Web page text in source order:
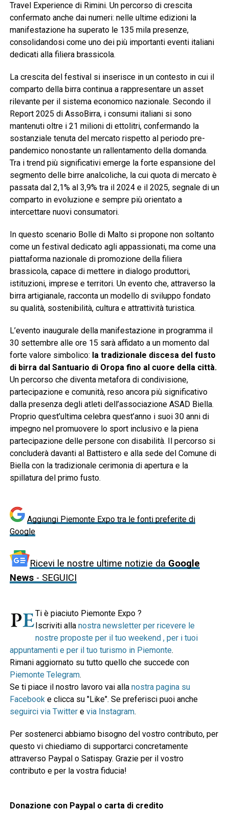
Travel Experience di Rimini. Un percorso di crescita
confermato anche dai numeri: nelle ultime edizioni la
manifestazione ha superato le 135 mila presenze,
consolidandosi come uno dei più importanti eventi italiani
dedicati alla filiera brassicola.
La crescita del festival si inserisce in un contesto in cui il
comparto della birra continua a rappresentare un asset
rilevante per il sistema economico nazionale. Secondo il
Report 2025 di AssoBirra, i consumi italiani si sono
mantenuti oltre i 21 milioni di ettolitri, confermando la
sostanziale tenuta del mercato rispetto al periodo pre-
pandemico nonostante un rallentamento della domanda.
Tra i trend più significativi emerge la forte espansione del
segmento delle birre analcoliche, la cui quota di mercato è
passata dal 2,1% al 3,9% tra il 2024 e il 2025, segnale di un
comparto in evoluzione e sempre più orientato a
intercettare nuovi consumatori.
In questo scenario Bolle di Malto si propone non soltanto
come un festival dedicato agli appassionati, ma come una
piattaforma nazionale di promozione della filiera
brassicola, capace di mettere in dialogo produttori,
istituzioni, imprese e territori. Un evento che, attraverso la
birra artigianale, racconta un modello di sviluppo fondato
su qualità, sostenibilità, cultura e attrattività turistica.
L’evento inaugurale della manifestazione in programma il
30 settembre alle ore 15 sarà affidato a un momento dal
forte valore simbolico: la tradizionale discesa del fusto
di birra dal Santuario di Oropa fino al cuore della città.
Un percorso che diventa metafora di condivisione,
partecipazione e comunità, reso ancora più significativo
dalla presenza degli atleti dell’associazione ASAD Biella.
Proprio quest’ultima celebra quest’anno i suoi 30 anni di
impegno nel promuovere lo sport inclusivo e la piena
partecipazione delle persone con disabilità. Il percorso si
concluderà davanti al Battistero e alla sede del Comune di
Biella con la tradizionale cerimonia di apertura e la
spillatura del primo fusto.
Aggiungi Piemonte Expo tra le fonti preferite di
Google
Ricevi le nostre ultime notizie da Google
News- SEGUICI
Ti è piaciuto Piemonte Expo ?
Iscriviti alla nostra newsletter per ricevere le
nostre proposte per il tuo weekend , per i tuoi
appuntamenti e per il tuo turismo in Piemonte.
Rimani aggiornato su tutto quello che succede con
Piemonte Telegram.
Se ti piace il nostro lavoro vai alla nostra pagina su
Facebooke clicca su "Like". Se preferisci puoi anche
seguirci via Twittere via Instagram.
Per sostenerci abbiamo bisogno del vostro contributo, per
questo vi chiediamo di supportarci concretamente
attraverso Paypal o Satispay. Grazie per il vostro
contributo e per la vostra fiducia!
Donazione con Paypal o carta di credito